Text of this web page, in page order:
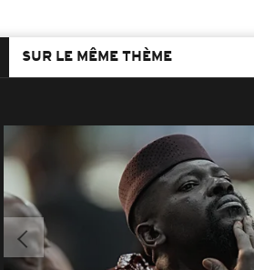
SUR LE MÊME THÈME